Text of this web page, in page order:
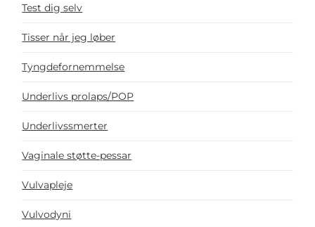
Test dig selv
Tisser når jeg løber
Tyngdefornemmelse
Underlivs prolaps/POP
Underlivssmerter
Vaginale støtte-pessar
Vulvapleje
Vulvodyni